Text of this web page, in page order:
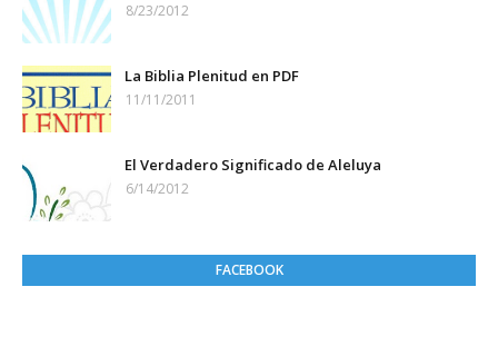
8/23/2012
La Biblia Plenitud en PDF
11/11/2011
El Verdadero Significado de Aleluya
6/14/2012
FACEBOOK